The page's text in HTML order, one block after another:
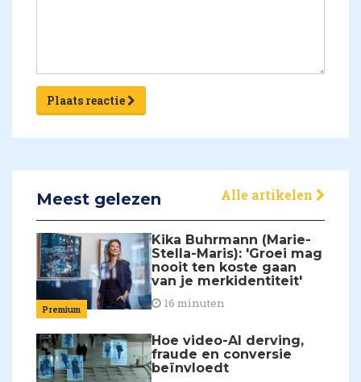
Plaats reactie
Meest gelezen Alle artikelen
Premium
Kika Buhrmann (Marie-
Stella-Maris): 'Groei mag
nooit ten koste gaan
van je merkidentiteit'
16 minuten
Hoe video-AI derving,
fraude en conversie
beïnvloedt